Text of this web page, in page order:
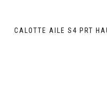
CALOTTE AILE S4 PRT